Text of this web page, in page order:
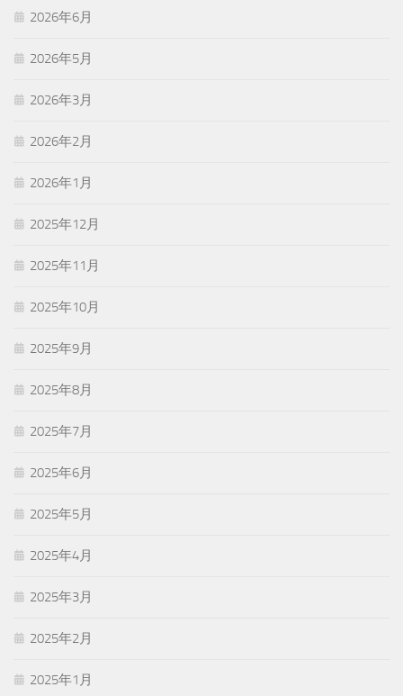
2026年6月
2026年5月
2026年3月
2026年2月
2026年1月
2025年12月
2025年11月
2025年10月
2025年9月
2025年8月
2025年7月
2025年6月
2025年5月
2025年4月
2025年3月
2025年2月
2025年1月